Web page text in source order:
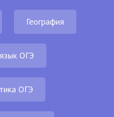
География
ОГЭ
ОГЭ